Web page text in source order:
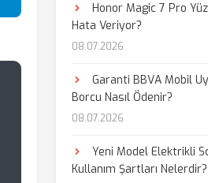
Paylaş
Honor Magic 7 Pro
Hata Veriyor?
08.07.2026
Garanti BBVA Mobil
Borcu Nasıl Ödenir?
08.07.2026
Yeni Model Elektrikli
Kullanım Şartları Nelerdir?